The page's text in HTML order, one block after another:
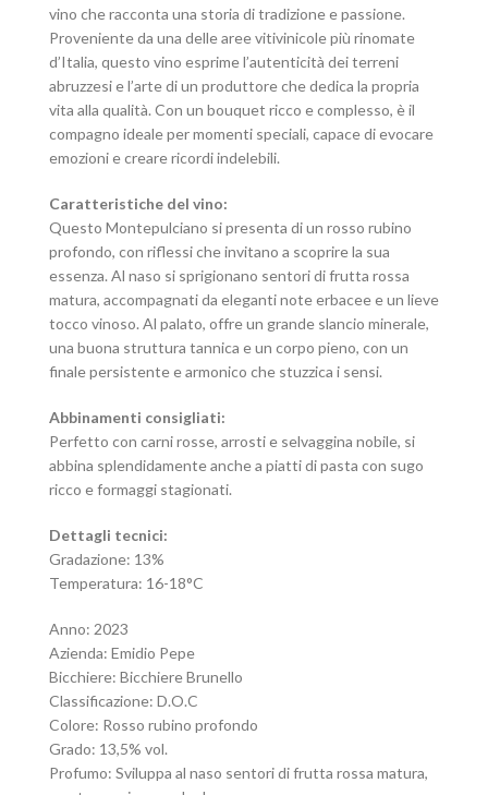
vino che racconta una storia di tradizione e passione.
Proveniente da una delle aree vitivinicole più rinomate
d’Italia, questo vino esprime l’autenticità dei terreni
abruzzesi e l’arte di un produttore che dedica la propria
vita alla qualità. Con un bouquet ricco e complesso, è il
compagno ideale per momenti speciali, capace di evocare
emozioni e creare ricordi indelebili.
Caratteristiche del vino:
Questo Montepulciano si presenta di un rosso rubino
profondo, con riflessi che invitano a scoprire la sua
essenza. Al naso si sprigionano sentori di frutta rossa
matura, accompagnati da eleganti note erbacee e un lieve
tocco vinoso. Al palato, offre un grande slancio minerale,
una buona struttura tannica e un corpo pieno, con un
finale persistente e armonico che stuzzica i sensi.
Abbinamenti consigliati:
Perfetto con carni rosse, arrosti e selvaggina nobile, si
abbina splendidamente anche a piatti di pasta con sugo
ricco e formaggi stagionati.
Dettagli tecnici:
Gradazione: 13%
Temperatura: 16-18°C
Anno: 2023
Azienda: Emidio Pepe
Bicchiere: Bicchiere Brunello
Classificazione: D.O.C
Colore: Rosso rubino profondo
Grado: 13,5% vol.
Profumo: Sviluppa al naso sentori di frutta rossa matura,